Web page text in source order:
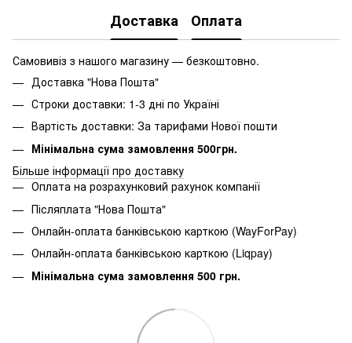
Доставка Оплата
Самовивіз з нашого магазину — безкоштовно.
Доставка "Нова Пошта"
Строки доставки: 1-3 дні по Україні
Вартість доставки: За тарифами Нової пошти
Мінімальна сума замовлення 500грн.
Більше інформації про доставку
Оплата на розрахунковий рахунок компанії
Післяплата "Нова Пошта"
Онлайн-оплата банківською карткою (WayForPay)
Онлайн-оплата банківською карткою (Liqpay)
Мінімальна сума замовлення 500 грн.